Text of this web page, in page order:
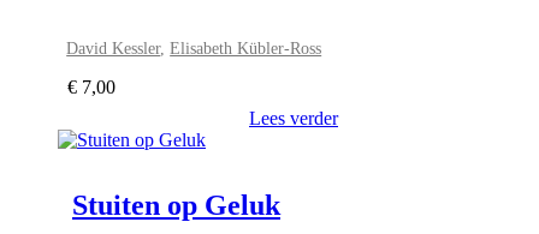
David Kessler,Elisabeth Kübler-Ross
€ 7,00
Lees verder
Stuiten op Geluk